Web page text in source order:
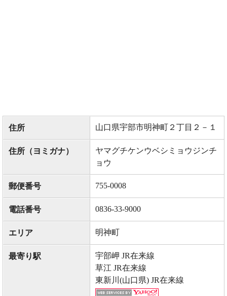
住所 山口県宇部市明神町２丁目２－１
住所（ヨミガナ）
ヤマグチケンウベシミョウジンチ
ョウ
郵便番号 755-0008
電話番号 0836-33-9000
エリア 明神町
最寄り駅
宇部岬 JR在来線
草江 JR在来線
東新川(山口県) JR在来線